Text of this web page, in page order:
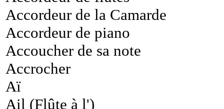
Accordeur de la Camarde
Accordeur de piano
Accoucher de sa note
Accrocher
Aï
Ail (Flûte à l')